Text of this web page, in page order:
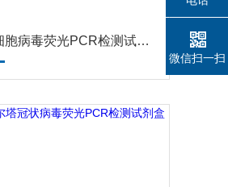
猪巨细胞病毒荧光PCR检测试剂盒
微信扫一扫